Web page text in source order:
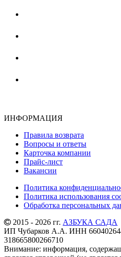
ИНФОРМАЦИЯ
Правила возврата
Вопросы и ответы
Карточка компании
Прайс-лист
Вакансии
Политика
Политика использования
Обработка персональных
2015 - 2026 гг. АЗБУКА САДА
ИП Чубарков А.А. ИНН
318665800266710
Внимание: информация,